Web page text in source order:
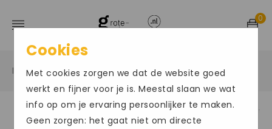
0
Home / Grote maten sportschoenen / Sneakers
Cookies
Met cookies zorgen we dat de website goed
werkt en fijner voor je is. Meestal slaan we wat
info op om je ervaring persoonlijker te maken.
Geen zorgen: het gaat niet om directe